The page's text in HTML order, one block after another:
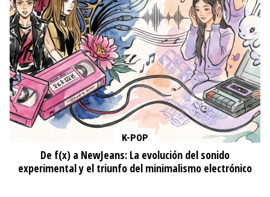
K-POP
De f(x) a NewJeans: La evolución del sonido
experimental y el triunfo del minimalismo electrónico